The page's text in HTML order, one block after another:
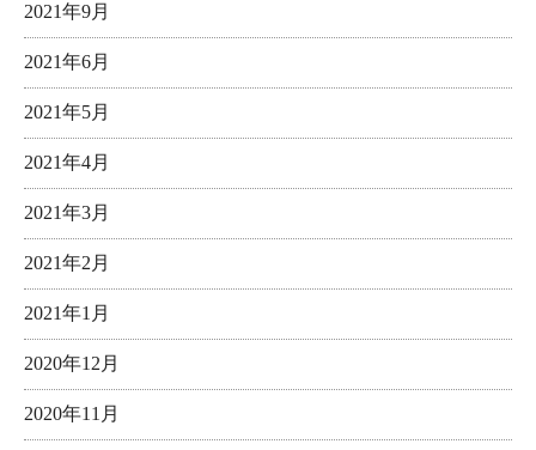
2021年9月
2021年6月
2021年5月
2021年4月
2021年3月
2021年2月
2021年1月
2020年12月
2020年11月